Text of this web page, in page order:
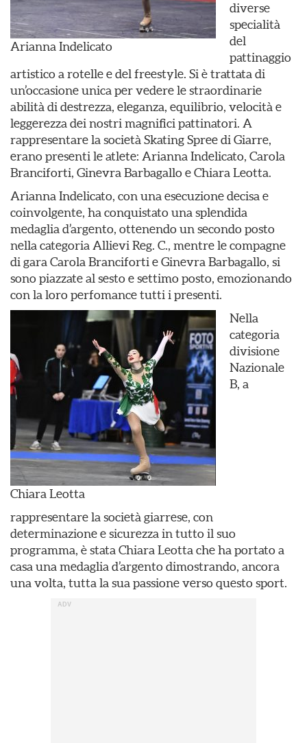
Arianna Indelicato
diverse
specialità
del
pattinaggio
artistico a rotelle e del freestyle. Si è trattata di
un’occasione unica per vedere le straordinarie
abilità di destrezza, eleganza, equilibrio, velocità e
leggerezza dei nostri magnifici pattinatori. A
rappresentare la società Skating Spree di Giarre,
erano presenti le atlete: Arianna Indelicato, Carola
Branciforti, Ginevra Barbagallo e Chiara Leotta.
Arianna Indelicato, con una esecuzione decisa e
coinvolgente, ha conquistato una splendida
medaglia d’argento, ottenendo un secondo posto
nella categoria Allievi Reg. C., mentre le compagne
di gara Carola Branciforti e Ginevra Barbagallo, si
sono piazzate al sesto e settimo posto, emozionando
con la loro perfomance tutti i presenti.
Chiara Leotta
Nella
categoria
divisione
Nazionale
B, a
rappresentare la società giarrese, con
determinazione e sicurezza in tutto il suo
programma, è stata Chiara Leotta che ha portato a
casa una medaglia d’argento dimostrando, ancora
una volta, tutta la sua passione verso questo sport.